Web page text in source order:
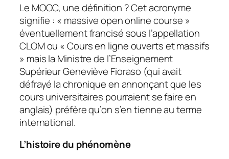
Le MOOC, une définition ? Cet acronyme
signifie : « massive open online course »
éventuellement francisé sous l’appellation
CLOM ou «Cours en ligne ouverts et massifs
» mais la Ministre de l’Enseignement
Supérieur Geneviève Fioraso (qui avait
défrayé la chronique en annonçant que les
cours universitaires pourraient se faire en
anglais) préfère qu’on s’en tienne au terme
international.
L’histoire du phénomène